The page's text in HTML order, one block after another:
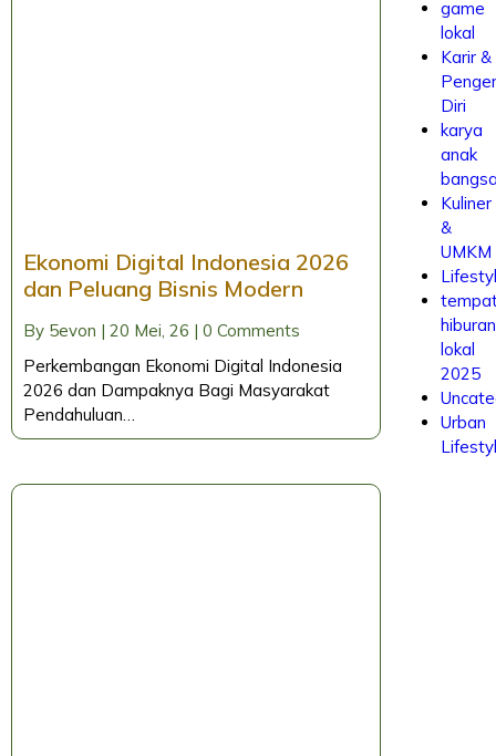
Ekonomi Digital Indonesia 2026
dan Peluang Bisnis Modern
By 5evon | 20 Mei, 26 | 0 Comments
Perkembangan Ekonomi Digital Indonesia
2026 dan Dampaknya Bagi Masyarakat
Pendahuluan…
game
lokal
Karir &
Diri
karya
anak
Kuliner
&
UMKM
hiburan
lokal
2025
Urban